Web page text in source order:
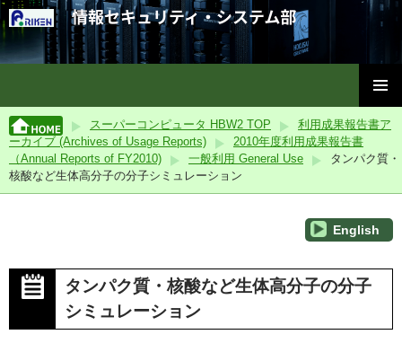
ニュー
ン
テ
ン
ツ
へ
プ
スーパーコンピュータ HBW2 TOP
利用成果報告書ア
ーカイブ (Archives of Usage Reports)
2010年度利用成果報告書
（Annual Reports of FY2010)
一般利用 General Use
タンパク質・
核酸など生体高分子の分子シミュレーション
English
タンパク質・核酸など生体高分子の分子
シミュレーション